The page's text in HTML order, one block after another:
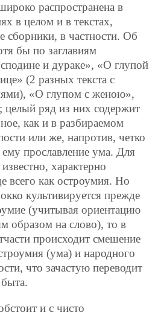
распространена в
в целом и в текстах,
сборники, в частности. Об
бы по заглавиям
и дураке», «О глупой
(2 разных текста с
«О глупом с женою»,
ряд из них содержит
как и в разбираемом
или же, напротив, четко
прославление ума. Для
характерно
всего как остроумия. Но
культивируется прежде
(учитывая ориентацию
образом на слово), то в
происходит смешение
(ума) и народного
что зачастую переводит
и с чисто